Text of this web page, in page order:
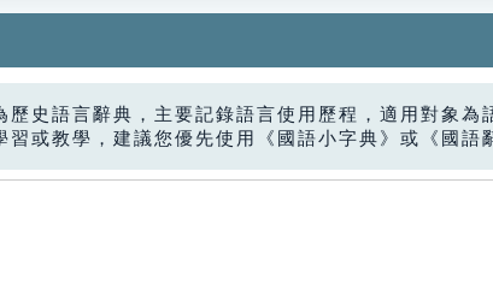
歷史語言辭典，主要記錄語言使用歷程，適用對象為
或教學，建議您優先使用《國語小字典》或《國語